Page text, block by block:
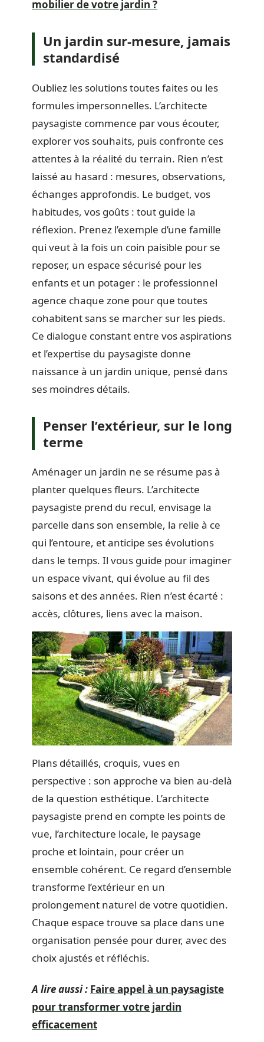
mobilier de votre jardin ?
Un jardin sur-mesure, jamais
standardisé
Oubliez les solutions toutes faites ou les
formules impersonnelles. L’architecte
paysagiste commence par vous écouter,
explorer vos souhaits, puis confronte ces
attentes à la réalité du terrain. Rien n’est
laissé au hasard : mesures, observations,
échanges approfondis. Le budget, vos
habitudes, vos goûts : tout guide la
réflexion. Prenez l’exemple d’une famille
qui veut à la fois un coin paisible pour se
reposer, un espace sécurisé pour les
enfants et un potager : le professionnel
agence chaque zone pour que toutes
cohabitent sans se marcher sur les pieds.
Ce dialogue constant entre vos aspirations
et l’expertise du paysagiste donne
naissance à un jardin unique, pensé dans
ses moindres détails.
Penser l’extérieur, sur le long
terme
Aménager un jardin ne se résume pas à
planter quelques fleurs. L’architecte
paysagiste prend du recul, envisage la
parcelle dans son ensemble, la relie à ce
qui l’entoure, et anticipe ses évolutions
dans le temps. Il vous guide pour imaginer
un espace vivant, qui évolue au fil des
saisons et des années. Rien n’est écarté :
accès, clôtures, liens avec la maison.
Plans détaillés, croquis, vues en
perspective : son approche va bien au-delà
de la question esthétique. L’architecte
paysagiste prend en compte les points de
vue, l’architecture locale, le paysage
proche et lointain, pour créer un
ensemble cohérent. Ce regard d’ensemble
transforme l’extérieur en un
prolongement naturel de votre quotidien.
Chaque espace trouve sa place dans une
organisation pensée pour durer, avec des
choix ajustés et réfléchis.
A lire aussi : Faire appel à un paysagiste
pour transformer votre jardin
efficacement